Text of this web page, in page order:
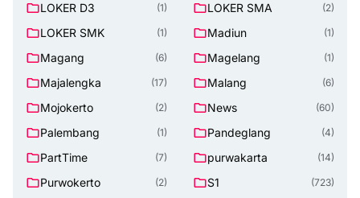
LOKER D3 (1) LOKER SMA (2)
LOKER SMK (1) Madiun (1)
Magang (6) Magelang (1)
Majalengka (17) Malang (6)
Mojokerto (2) News (60)
Palembang (1) Pandeglang (4)
PartTime (7) purwakarta (14)
Purwokerto (2) S1 (723)